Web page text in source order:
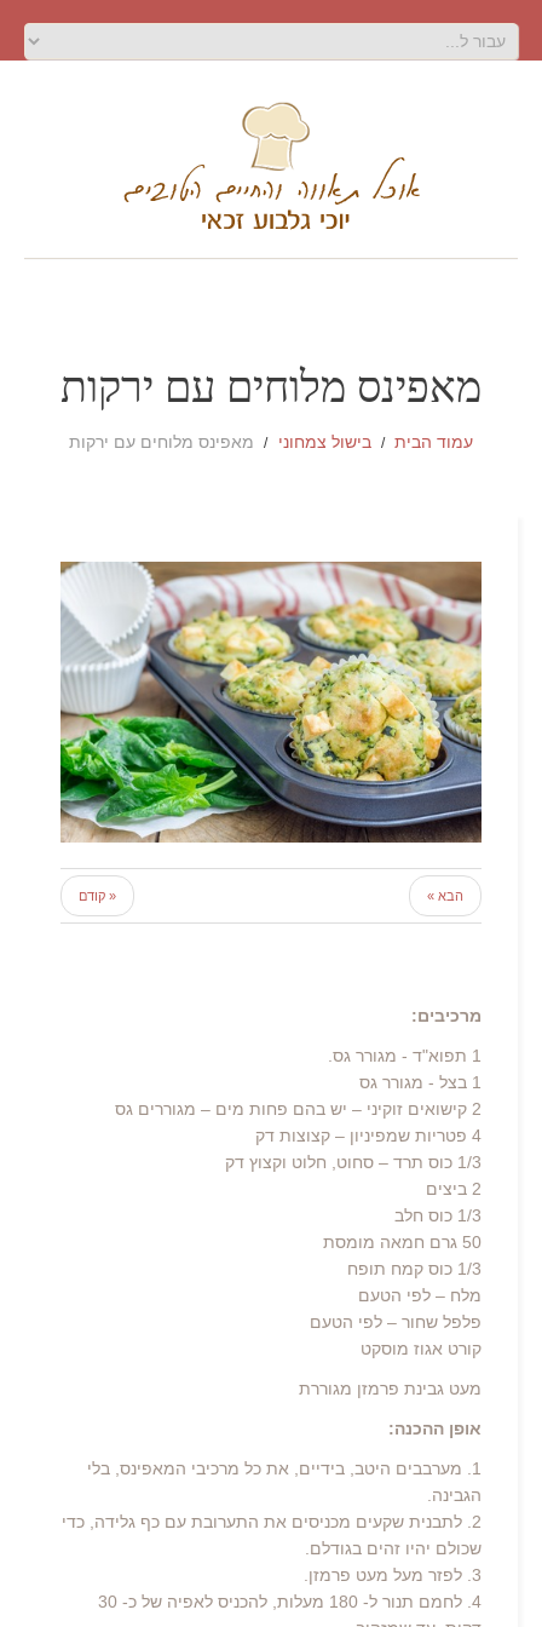
מאפינס מלוחים עם ירקות
עמוד הבית בישול צמחוני מאפינס מלוחים עם ירקות
« קודם הבא »
מרכיבים:
1 תפוא"ד - מגורר גס.
1 בצל - מגורר גס
2 קישואים זוקיני – יש בהם פחות מים – מגוררים גס
4 פטריות שמפיניון – קצוצות דק
1/3 כוס תרד – סחוט, חלוט וקצוץ דק
2 ביצים
1/3 כוס חלב
50 גרם חמאה מומסת
1/3 כוס קמח תופח
מלח – לפי הטעם
פלפל שחור – לפי הטעם
קורט אגוז מוסקט
מעט גבינת פרמזן מגוררת
אופן ההכנה:
1. מערבבים היטב, בידיים, את כל מרכיבי המאפינס, בלי
הגבינה.
2. לתבנית שקעים מכניסים את התערובת עם כף גלידה, כדי
שכולם יהיו זהים בגודלם.
3. לפזר מעל מעט פרמזן.
4. לחמם תנור ל- 180 מעלות, להכניס לאפיה של כ- 30